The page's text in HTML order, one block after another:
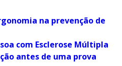
na prevenção de
com Esclerose Múltipla
antes de uma prova